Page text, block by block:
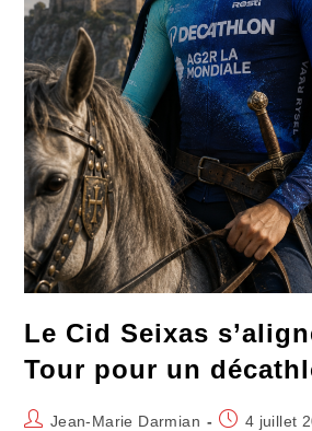
Le Cid Seixas
Tour pour un
Auteur/autrice
Jean-Marie Darmian
Publication
4 juillet